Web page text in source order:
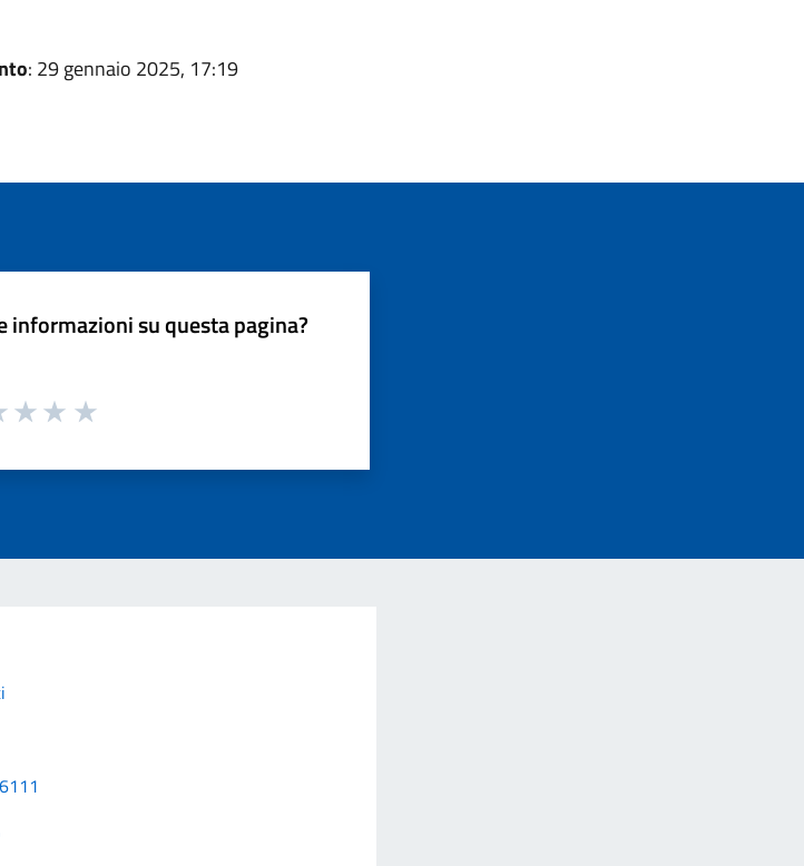
: 29 gennaio 2025, 17:19
informazioni su questa pagina?